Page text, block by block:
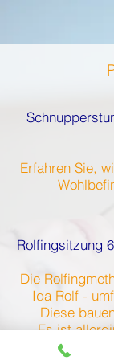
Erfahren Sie,
Rolfingsitzung
Die
Ida Rolf -
Diese
Es ist
einzelne